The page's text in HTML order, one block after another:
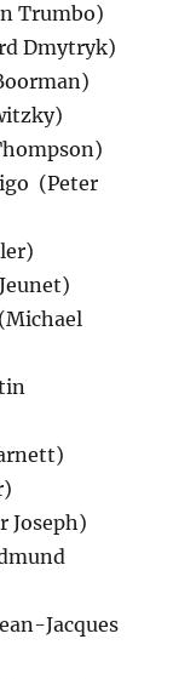
Trumbo)
Dmytryk)
(Peter
Joseph)
Jacques